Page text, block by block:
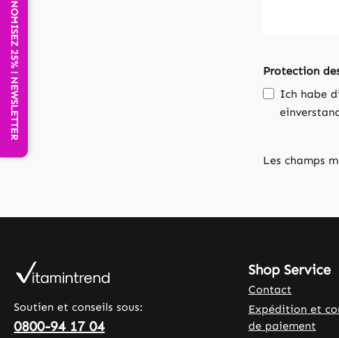
ECONOMISEZ 25% ! NEWSLETTER
Protection
Ich habe
Les champs
Soutien et conseils sous:
0800-94 17 04
Shop Service
Contact
Expédition et
de paiement